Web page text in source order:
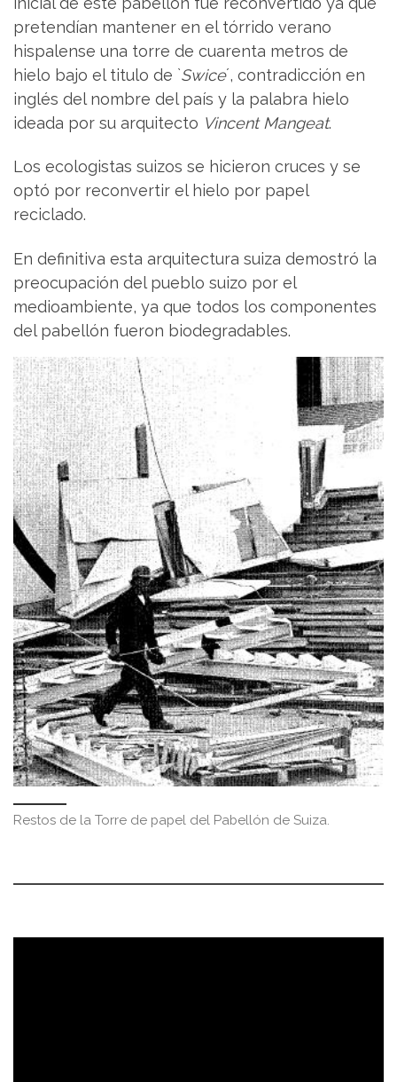
pretendían mantener en el tórrido verano
hispalense una torre de cuarenta metros de
hielo bajo el titulo de `Swice´, contradicción en
inglés del nombre del país y la palabra hielo
ideada por su arquitecto Vincent Mangeat.
Los ecologistas suizos se hicieron cruces y se
optó por reconvertir el hielo por papel
reciclado.
En definitiva esta arquitectura suiza demostró la
preocupación del pueblo suizo por el
medioambiente, ya que todos los componentes
del pabellón fueron biodegradables.
Restos de la Torre de papel del Pabellón de Suiza.